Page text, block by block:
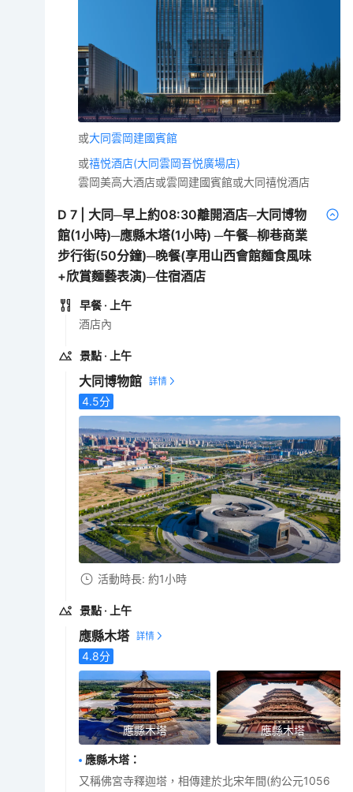
或大同雲岡建國賓館
或禧悦酒店(大同雲岡吾悦廣場店)
雲岡美高大酒店或雲岡建國賓館或大同禧悅酒店
D7
大同─早上約08:30離開酒店─大同博物
館(1小時)─應縣木塔(1小時) ─午餐─柳巷商業
步行街(50分鐘)─晚餐(享用山西會館麵食風味
+欣賞麵藝表演)─住宿酒店
早餐 · 上午
酒店內
景點 · 上午
大同博物館
4.5分
活動時長: 約1小時
景點 · 上午
應縣木塔
4.8分
應縣木塔 應縣木塔
應縣木塔 ：
又稱佛宮寺釋迦塔，相傳建於北宋年間(約公元1056